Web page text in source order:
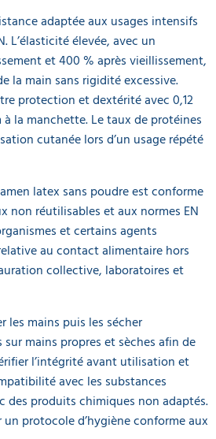
adaptée aux usages intensifs
L’élasticité élevée, avec un
et 400 % après vieillissement,
la main sans rigidité excessive.
protection et dextérité avec 0,12
la manchette. Le taux de protéines
cutanée lors d’un usage répété
latex sans poudre est conforme
non réutilisables et aux normes EN
et certains agents
au contact alimentaire hors
collective, laboratoires et
les mains puis les sécher
mains propres et sèches afin de
l’intégrité avant utilisation et
avec les substances
produits chimiques non adaptés.
protocole d’hygiène conforme aux